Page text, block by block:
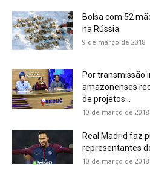
Bolsa com 52
na Rússia
9 de março de 2018
Por transmissão
amazonenses
de projetos...
10 de março de 2018
Real Madrid faz
representantes
10 de março de 2018